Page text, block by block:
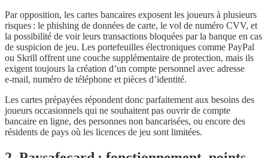
Par opposition, les cartes bancaires exposent les joueurs à plusieurs
risques : le phishing de données de carte, le vol de numéro CVV, et
la possibilité de voir leurs transactions bloquées par la banque en cas
de suspicion de jeu. Les portefeuilles électroniques comme PayPal
ou Skrill offrent une couche supplémentaire de protection, mais ils
exigent toujours la création d’un compte personnel avec adresse
e‑mail, numéro de téléphone et pièces d’identité.
Les cartes prépayées répondent donc parfaitement aux besoins des
joueurs occasionnels qui ne souhaitent pas ouvrir de compte
bancaire en ligne, des personnes non bancarisées, ou encore des
résidents de pays où les licences de jeu sont limitées.